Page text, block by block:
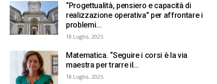
“Progettualità, pensiero e capacità di
realizzazione operativa” per affrontare i
problemi...
18 Luglio, 2025
Matematica. “Seguire i corsi è la via
maestra per trarre il...
18 Luglio, 2025